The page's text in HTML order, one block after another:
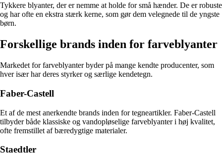
Tykkere blyanter, der er nemme at holde for små hænder. De er robuste
og har ofte en ekstra stærk kerne, som gør dem velegnede til de yngste
børn.
Forskellige brands inden for farveblyanter
Markedet for farveblyanter byder på mange kendte producenter, som
hver især har deres styrker og særlige kendetegn.
Faber-Castell
Et af de mest anerkendte brands inden for tegneartikler. Faber-Castell
tilbyder både klassiske og vandopløselige farveblyanter i høj kvalitet,
ofte fremstillet af bæredygtige materialer.
Staedtler